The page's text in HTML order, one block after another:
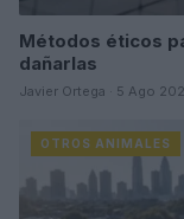
Métodos éticos
dañarlas
Javier Ortega · 5 Ago
OTROS ANIMALES